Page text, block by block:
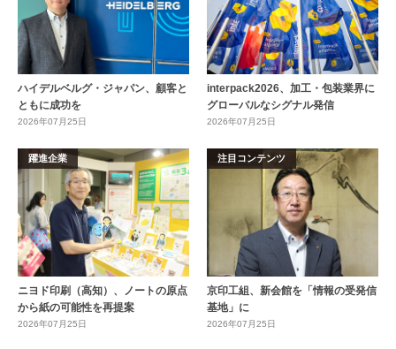
ハイデルベルグ・ジャパン、顧客と
ともに成功を
2026年07月25日
interpack2026、加工・包装業界に
グローバルなシグナル発信
2026年07月25日
躍進企業
ニヨド印刷（高知）、ノートの原点
から紙の可能性を再提案
2026年07月25日
注目コンテンツ
京印工組、新会館を「情報の受発信
基地」に
2026年07月25日